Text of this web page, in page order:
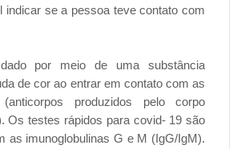
indicar se a pessoa teve contato com
por meio de uma substância
de cor ao entrar em contato com as
(anticorpos produzidos pelo corpo
Os testes rápidos para covid- 19 são
as imunoglobulinas G e M (IgG/IgM).